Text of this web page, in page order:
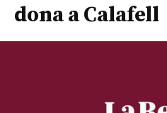
dona a Calafell